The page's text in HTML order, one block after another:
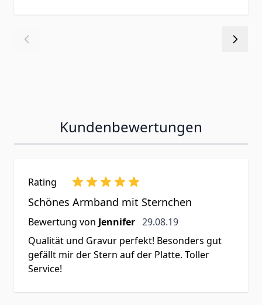
Kundenbewertungen
Rating
Schönes Armband mit Sternchen
Bewertung von Jennifer 29. August 2019
29.08.19
Qualität und Gravur perfekt! Besonders gut
gefällt mir der Stern auf der Platte. Toller
Service!